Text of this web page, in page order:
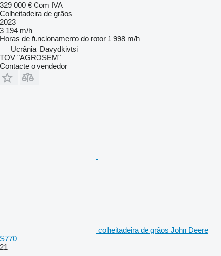
329 000 € Com IVA
Colheitadeira de grãos
2023
3 194 m/h
Horas de funcionamento do rotor 1 998 m/h
Ucrânia, Davydkivtsi
TOV "AGROSEM"
Contacte o vendedor
colheitadeira de grãos John Deere
S770
21